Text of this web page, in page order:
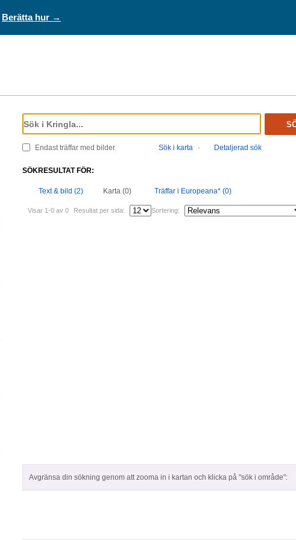
Berätta hur →
Endast träffar med bilder Sök i karta · Detaljerad sök
SÖKRESULTAT FÖR:
Text & bild (2) Karta (0) Träffar i Europeana* (0)
Visar 1-0 av 0 Resultat per sida: Sortering:
Avgränsa din sökning genom att zooma in i kartan och klicka på "sök i område":